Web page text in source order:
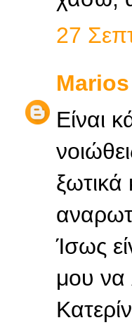
27
Είναι
ξωτικά
Ίσως
μου να